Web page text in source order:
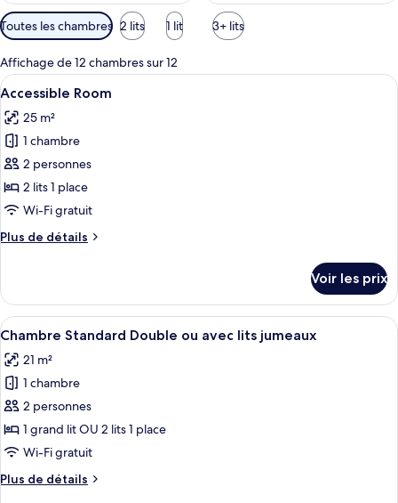
Filtres
disponibles
pour
les
chambres
Toutes les chambres 2 lits 1 lit 3+ lits
Affichage de 12 chambres sur 12
Afficher
toutes
les
photos
pour
ce
type
chambre :
Une chambre d’hôtel comprenant
2
Accessible Room
25 m²
1 chambre
2 personnes
2 lits 1 place
Wi-Fi gratuit
Plus de détails
Plus
le
type
de
Accessible
Room
Voir les prix
Afficher
toutes
les
photos
pour
ce
type
chambre :
Une chambre d’hôtel avec un
3
Chambre Standard Double ou avec lits jumeaux
21 m²
1 chambre
2 personnes
1 grand lit OU 2 lits 1 place
Wi-Fi gratuit
Plus de détails
Plus